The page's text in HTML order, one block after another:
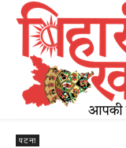
पटना